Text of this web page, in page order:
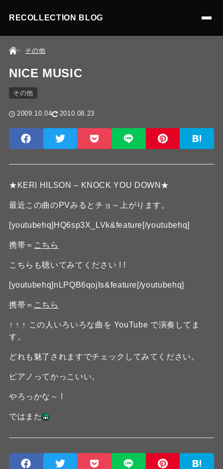
RECOLLECTION BLOG
その他
NICE MUSIC
その他
2009.10.04 2010.08.23
★KERI HILSON – KNOCK YOU DOWN★
最近この曲のPVみるとチョ～上がります。
[youtubehq]HQ6sp3X_LVk&feature[/youtubehq]
携帯＝ こちら
こちらも聴いてみてください ! !
[youtubehq]nLPQB6qojIs&feature[/youtubehq]
携帯＝ こちら
↑ ↑ ↑ この人いろいろな曲を YouTube で演奏してま
す。
どれも魅了されますでチェックしてみてください。
ピアノってかっこいい。
やろっかな～ !
ではまた